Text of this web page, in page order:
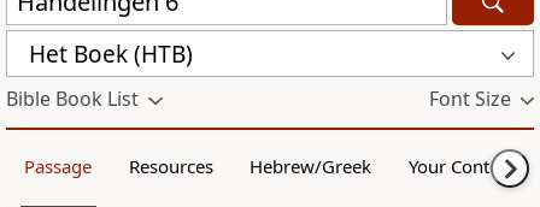
Het Boek (HTB)
Bible Book List Font Size
Passage Resources Hebrew/Greek Your Content